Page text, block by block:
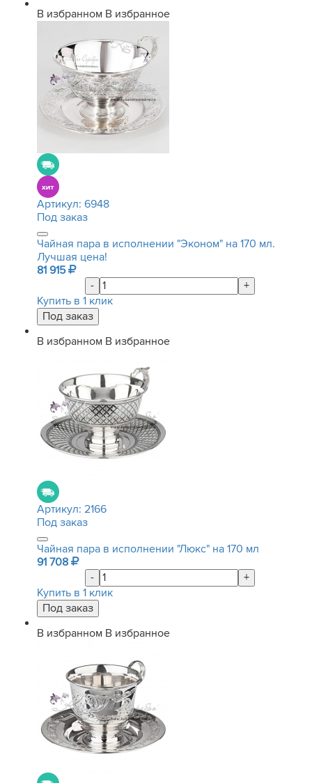
В избранном В избранное
Артикул: 6948
Под заказ
Чайная пара в исполнении "Эконом" на 170 мл.
Лучшая цена!
81 915
-
+
Купить в 1 клик
В избранном В избранное
Артикул: 2166
Под заказ
Чайная пара в исполнении "Люкс" на 170 мл
91 708
-
+
Купить в 1 клик
В избранном В избранное